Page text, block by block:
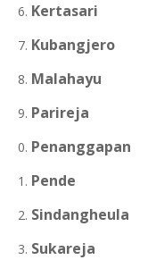
Kertasari
Kubangjero
Malahayu
Parireja
Penanggapan
Pende
Sindangheula
Sukareja